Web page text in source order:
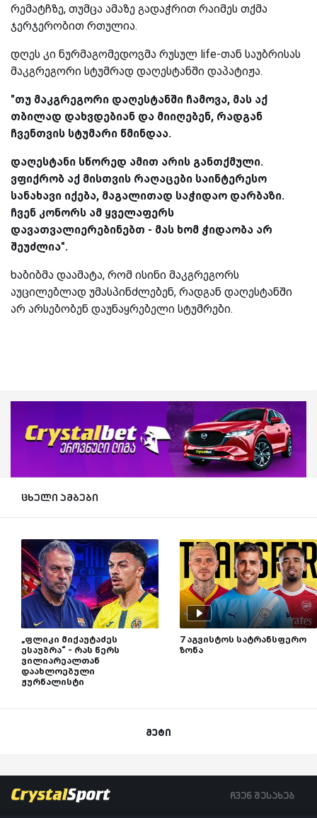
რემატჩზე, თუმცა ამაზე გადაჭრით რაიმეს თქმა
ჯერჯერობით რთულია.
დღეს კი ნურმაგომედოვმა რუსულ life-თან საუბრისას
მაკგრეგორი სტუმრად დაღესტანში დაპატიჟა.
"თუ მაკგრეგორი დაღესტანში ჩამოვა, მას აქ
თბილად დახვდებიან და მიიღებენ, რადგან
ჩვენთვის სტუმარი წმინდაა.
დაღესტანი სწორედ ამით არის განთქმული.
ვფიქრობ აქ მისთვის რაღაცები საინტერესო
სანახავი იქება, მაგალითად საჭიდაო დარბაზი.
ჩვენ კონორს ამ ყველაფერს
დავათვალიერებინებთ - მას ხომ ჭიდაობა არ
შეუძლია".
ხაბიბმა დაამატა, რომ ისინი მაკგრეგორს
აუცილებლად უმასპინძლებენ, რადგან დაღესტანში
არ არსებობენ დაუნაყრებელი სტუმრები.
ცხელი ამბები
„ფლიკი მიქაუტაძეს
ესაუბრა“ - რას წერს
ვილიარეალთან
დაახლოებული
ჟურნალისტი
7 აგვისტოს სატრანსფერო
ზონა
მეტი
ჩვენ შესახებ